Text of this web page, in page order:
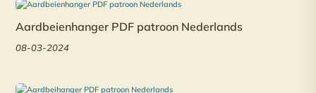
Aardbeienhanger PDF patroon Nederlands
08-03-2024